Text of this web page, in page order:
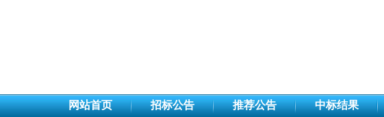
网站首页 招标公告 推荐公告 中标结果